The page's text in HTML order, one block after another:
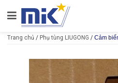
Trang chủ / Phụ tùng LIUGONG / Cảm